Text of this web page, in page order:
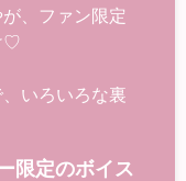
、ファン限定
♡
いろいろな裏
限定のボイス